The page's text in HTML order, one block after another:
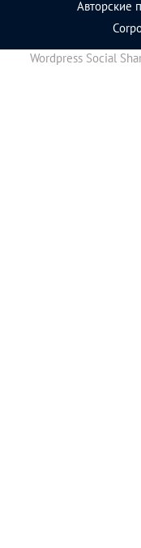
Авторские
Wordpress Social